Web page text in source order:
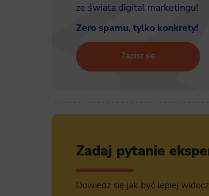
ze świata digital marketingu!
Zero spamu, tylko konkrety!
Zapisz się
Zadaj pytanie
Dowiedz się jak być lepiej